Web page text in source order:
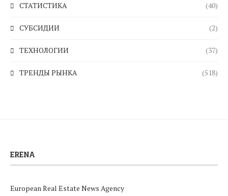
СТАТИСТИКА (40)
СУБСИДИИ (2)
ТЕХНОЛОГИИ (37)
ТРЕНДЫ РЫНКА (518)
ERENA
European Real Estate News Agency